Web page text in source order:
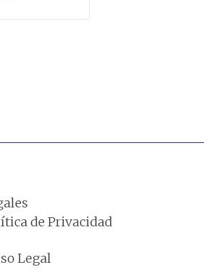
de Privacidad
Legal